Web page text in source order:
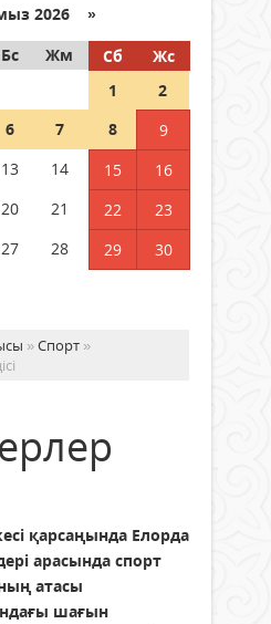
168
Қазақстан
дауыс бере
2026 »
Бс Жм Сб
Жс
1
2
6 7 8
9
13 14 15
16
20 21 22
23
27 28 29
30
»Спорт »
қарсаңында Елорда
арасында спорт
атасы
шағын